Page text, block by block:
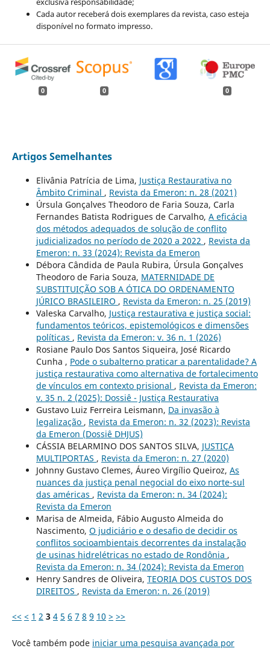
Cada autor receberá dois exemplares da revista, caso esteja
disponível no formato impresso.
0 0 0
Artigos Semelhantes
Elivânia Patrícia de Lima, Justiça Restaurativa no
Âmbito Criminal , Revista da Emeron: n. 28 (2021)
Úrsula Gonçalves Theodoro de Faria Souza, Carla
Fernandes Batista Rodrigues de Carvalho, A eficácia
dos métodos adequados de solução de conflito
judicializados no período de 2020 a 2022 , Revista da
Emeron: n. 33 (2024): Revista da Emeron
Débora Cândida de Paula Rubira, Úrsula Gonçalves
Theodoro de Faria Souza, MATERNIDADE DE
SUBSTITUIÇÃO SOB A ÓTICA DO ORDENAMENTO
JÚRICO BRASILEIRO , Revista da Emeron: n. 25 (2019)
Valeska Carvalho, Justiça restaurativa e justiça social:
fundamentos teóricos, epistemológicos e dimensões
políticas , Revista da Emeron: v. 36 n. 1 (2026)
Rosiane Paulo Dos Santos Siqueira, José Ricardo
Cunha , Pode o subalterno praticar a parentalidade? A
justiça restaurativa como alternativa de fortalecimento
de vínculos em contexto prisional , Revista da Emeron:
v. 35 n. 2 (2025): Dossiê - Justiça Restaurativa
Gustavo Luiz Ferreira Leismann, Da invasão à
legalização , Revista da Emeron: n. 32 (2023): Revista
da Emeron (Dossiê DHJUS)
CÁSSIA BELARMINO DOS SANTOS SILVA, JUSTIÇA
MULTIPORTAS , Revista da Emeron: n. 27 (2020)
Johnny Gustavo Clemes, Áureo Virgílio Queiroz, As
nuances da justiça penal negocial do eixo norte-sul
das américas , Revista da Emeron: n. 34 (2024):
Revista da Emeron
Marisa de Almeida, Fábio Augusto Almeida do
Nascimento, O judiciário e o desafio de decidir os
conflitos socioambientais decorrentes da instalação
de usinas hidrelétricas no estado de Rondônia ,
Revista da Emeron: n. 34 (2024): Revista da Emeron
Henry Sandres de Oliveira, TEORIA DOS CUSTOS DOS
DIREITOS , Revista da Emeron: n. 26 (2019)
<< < 1 2 3 4 5 6 7 8 9 10 > >>
Você também pode iniciar uma pesquisa avançada por